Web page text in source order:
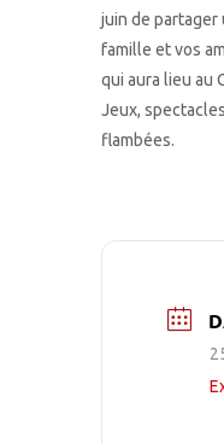
juin de partager
famille et vos
qui aura lieu au
Jeux,
flambées.